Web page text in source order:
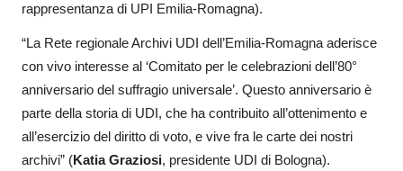
rappresentanza di UPI Emilia-Romagna).
“La Rete regionale Archivi UDI dell’Emilia-Romagna aderisce
con vivo interesse al ‘Comitato per le celebrazioni dell’80°
anniversario del suffragio universale’. Questo anniversario è
parte della storia di UDI, che ha contribuito all’ottenimento e
all’esercizio del diritto di voto, e vive fra le carte dei nostri
archivi” (Katia Graziosi, presidente UDI di Bologna).